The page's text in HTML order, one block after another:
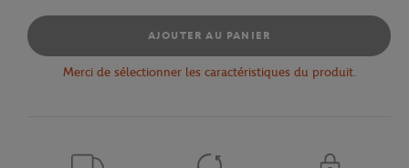
AJOUTER AU PANIER
Merci de sélectionner les caractéristiques du produit.